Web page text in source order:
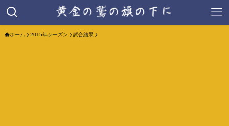
ホーム 2015年シーズン 試合結果